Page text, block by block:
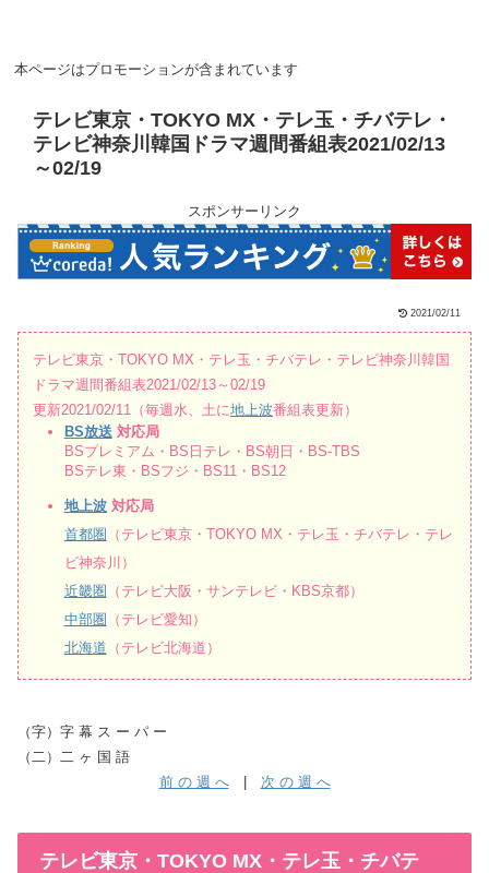
本ページはプロモーションが含まれています
テレビ東京・TOKYO MX・テレ玉・チバテレ・
テレビ神奈川韓国ドラマ週間番組表2021/02/13
～02/19
スポンサーリンク
2021/02/11
テレビ東京・TOKYO MX・テレ玉・チバテレ・テレビ神奈川韓国
ドラマ週間番組表2021/02/13～02/19
更新2021/02/11（毎週水、土に地上波番組表更新）
BS放送 対応局
BSプレミアム・BS日テレ・BS朝日・BS-TBS
BSテレ東・BSフジ・BS11・BS12
地上波対応局
首都圏 （テレビ東京・TOKYO MX・テレ玉・チバテレ・テレ
ビ神奈川）
近畿圏 （テレビ大阪・サンテレビ・KBS京都）
中部圏 （テレビ愛知）
北海道 （テレビ北海道）
（字）字 幕 ス ー パ ー
（二）二 ヶ 国 語
前 の 週 へ| 次 の 週 へ
テレビ東京・TOKYO MX・テレ玉・チバテ